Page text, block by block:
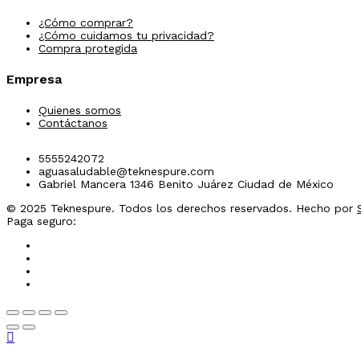
¿Cómo comprar?
¿Cómo cuidamos tu privacidad?
Compra protegida
Empresa
Quienes somos
Contáctanos
5555242072
aguasaludable@teknespure.com
Gabriel Mancera 1346 Benito Juárez Ciudad de México
© 2025 Teknespure. Todos los derechos reservados. Hecho por
Paga seguro: